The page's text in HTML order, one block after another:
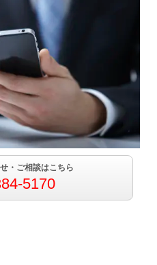
・ご相談はこちら
5170